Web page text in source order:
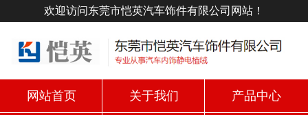
欢迎访问东莞市恺英汽车饰件有限公司网站！
网站首页 关于我们 产品中心